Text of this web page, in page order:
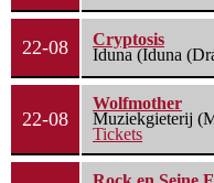
22-08
Cryptosis
Iduna (Iduna
22-08
Wolfmother
Muziekgieterij
Tickets